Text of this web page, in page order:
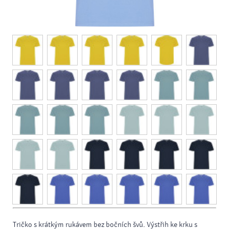
Tričko s krátkým rukávem bez bočních švů. Výstřih ke krku s